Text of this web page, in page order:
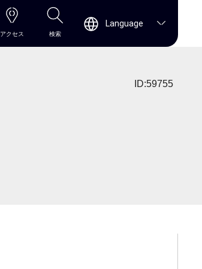
アクセス 検索
Language
ID:59755